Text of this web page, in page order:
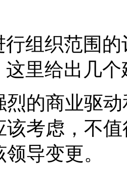
行组织范围
这里给出几个
烈的商业驱
该考虑，不
导变更。